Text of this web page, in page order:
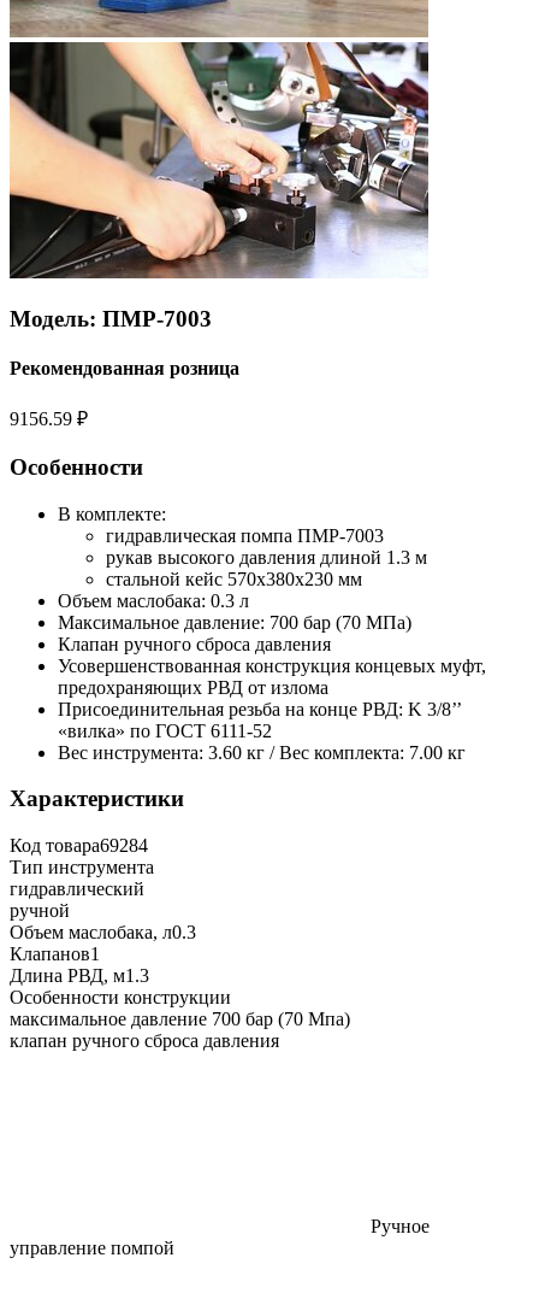
Модель: ПМР-7003
Рекомендованная розница
9156.59 ₽
Особенности
В комплекте:
гидравлическая помпа ПМР-7003
рукав высокого давления длиной 1.3 м
стальной кейс 570x380x230 мм
Объем маслобака: 0.3 л
Максимальное давление: 700 бар (70 МПа)
Клапан ручного сброса давления
Усовершенствованная конструкция концевых муфт,
предохраняющих РВД от излома
Присоединительная резьба на конце РВД: K 3/8’’
«вилка» по ГОСТ 6111-52
Вес инструмента: 3.60 кг / Вес комплекта: 7.00 кг
Характеристики
Код товара69284
Тип инструмента
гидравлический
ручной
Объем маслобака, л0.3
Клапанов1
Длина РВД, м1.3
Особенности конструкции
максимальное давление 700 бар (70 Мпа)
клапан ручного сброса давления
Ручное
управление помпой